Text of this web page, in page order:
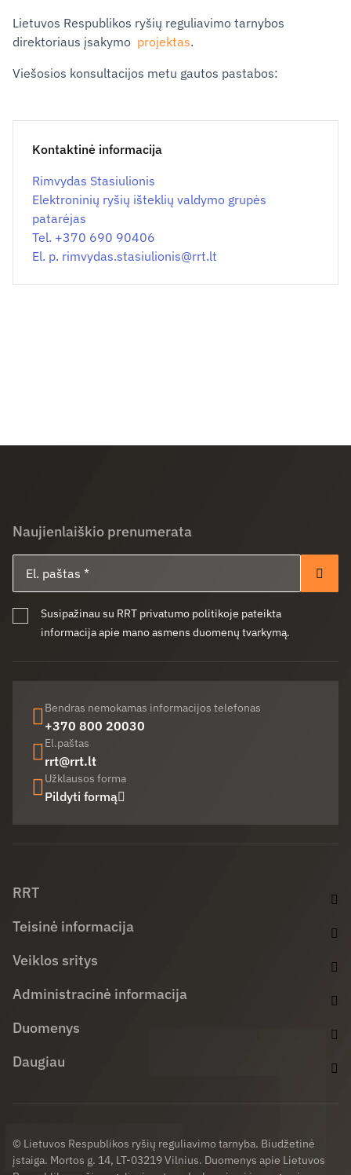
Lietuvos Respublikos ryšių reguliavimo tarnybos
direktoriaus įsakymo projektas.
Viešosios konsultacijos metu gautos pastabos:
Kontaktinė informacija
Rimvydas Stasiulionis
Elektroninių ryšių išteklių valdymo grupės
patarėjas
Tel. +370 690 90406
El. p. rimvydas.stasiulionis@rrt.lt
Naujienlaiškio prenumerata
Susipažinau su RRT privatumo politikoje pateikta
informacija apie mano asmens duomenų tvarkymą.
Bendras nemokamas informacijos telefonas
+370 800 20030
El.paštas
rrt@rrt.lt
Užklausos forma
Pildyti formą
RRT
Teisinė informacija
Veiklos sritys
Administracinė informacija
Duomenys
Daugiau
© Lietuvos Respublikos ryšių reguliavimo tarnyba. Biudžetinė
įstaiga. Mortos g. 14, LT-03219 Vilnius. Duomenys apie Lietuvos